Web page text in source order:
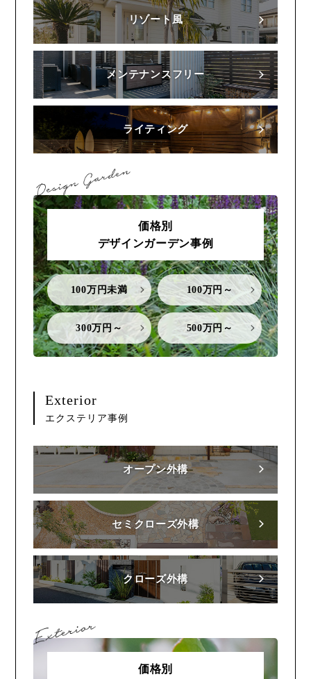
リゾート風
メンテナンスフリー
ライティング
価格別
デザインガーデン事例
100万円未満 100万円～
300万円～ 500万円～
Exterior
エクステリア事例
オープン外構
セミクローズ外構
クローズ外構
価格別